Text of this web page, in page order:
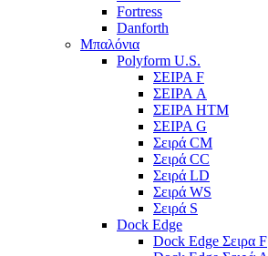
Fortress
Danforth
Μπαλόνια
Polyform U.S.
ΣΕΙΡΑ F
ΣΕΙΡΑ A
ΣΕΙΡΑ HTM
ΣΕΙΡΑ G
Σειρά CM
Σειρά CC
Σειρά LD
Σειρά WS
Σειρά S
Dock Edge
Dock Edge Σειρα F